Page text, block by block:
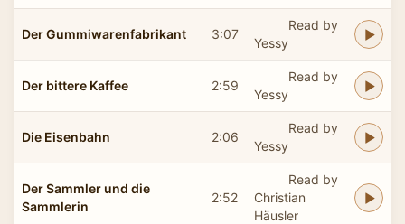
Der Gummiwarenfabrikant 3:07
Read by
Yessy
Der bittere Kaffee 2:59
Read by
Yessy
Die Eisenbahn 2:06
Read by
Yessy
Der Sammler und die
Sammlerin
2:52
Read by
Christian
Häusler